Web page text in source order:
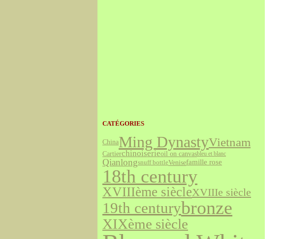
CATÉGORIES
ChinaMing DynastyVietnam
Cartierchinoiserieoil on canvasbleu et blanc
Qianlongsnuff bottleVenisefamille rose
18th century
XVIIIème siècleXVIIIe siècle
19th centurybronze
XIXème siècle